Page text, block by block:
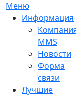
Меню
Информация
MMS
Новости
Форма
связи
Лучшие